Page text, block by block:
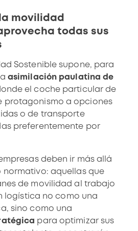
movilidad
todas sus
Sostenible supone, para
asimilación paulatina de
el coche particular de
protagonismo a opciones
o de transporte
preferentemente por
deben ir más allá
normativo: aquellas que
de movilidad al trabajo
logística no como una
sino como una
para optimizar sus